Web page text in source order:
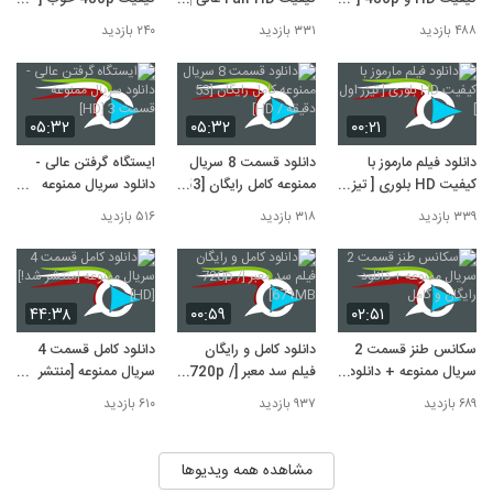
10 کیفیت 480p تا 4k] کامل و مجانی
تیزر چهارم ]
۴۸۸ بازدید
تیزر سوم ]
۳۳۱ بازدید
تیزر دوم ]
۲۴۰ بازدید
۰۰:۲۱
دانلود فیلم مارموز با
کیفیت HD بلوری [ تیزر
اول ]
۳۳۹ بازدید
۰۵:۳۲
دانلود قسمت 8 سریال
ممنوعه کامل رایگان [53
دقیقه / HD]
۳۱۸ بازدید
۰۵:۳۲
ایستگاه گرفتن عالی -
دانلود سریال ممنوعه
قسمت 3 [HD]
۵۱۶ بازدید
۰۲:۵۱
سکانس طنز قسمت 2
سریال ممنوعه + دانلود
رایگان و کامل
۶۸۹ بازدید
۰۰:۵۹
دانلود کامل و رایگان
فیلم سد معبر [720p /
671MB]
۹۳۷ بازدید
۴۴:۳۸
دانلود کامل قسمت 4
سریال ممنوعه [منتشر
شد!] [HD]۶۱۰ بازدید
مشاهده همه ویدیوها